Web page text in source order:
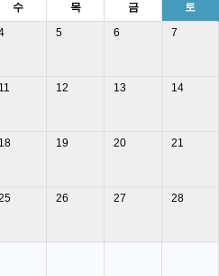
수 목 금
토
5 6 7
11 12 13 14
18 19 20 21
26 27 28